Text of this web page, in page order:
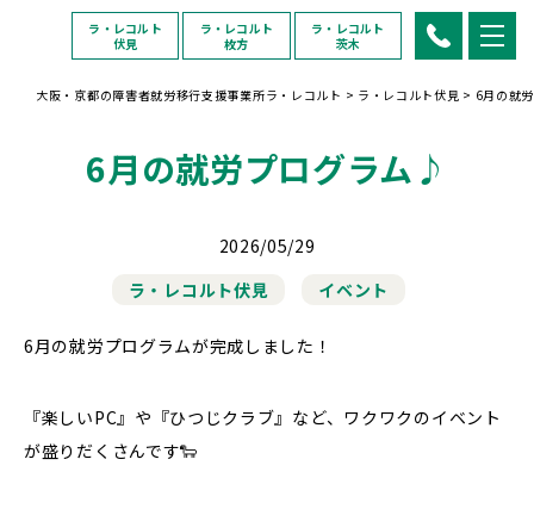
ラ・レコルト
伏見
ラ・レコルト
枚方
ラ・レコルト
茨木
大阪・京都の障害者就労移行支援事業所ラ・レコルト > ラ・レコルト伏見 > 6月の就
6月の就労プログラム♪
2026/05/29
ラ・レコルト伏見
イベント
6月の就労プログラムが完成しました！
『楽しいPC』や『ひつじクラブ』など、ワクワクのイベント
が盛りだくさんです🐑